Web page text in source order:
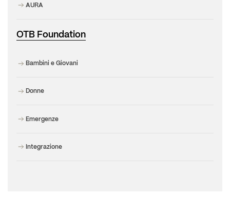
AURA
OTB Foundation
Bambini e Giovani
Donne
Emergenze
Integrazione